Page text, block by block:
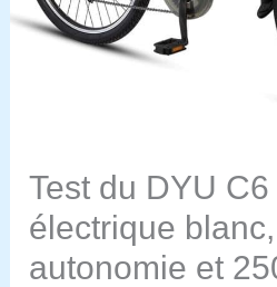
Test du DYU
électrique
autonomie et